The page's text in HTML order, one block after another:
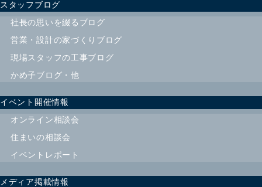
スタッフブログ
社長の思いを綴るブログ
営業・設計の家づくりブログ
現場スタッフの工事ブログ
かめ子ブログ・他
イベント開催情報
オンライン相談会
住まいの相談会
イベントレポート
メディア掲載情報